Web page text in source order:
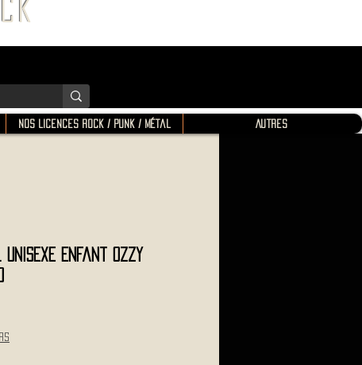
Nos Licences Rock / Punk / Métal Autres
Enfant OZZY